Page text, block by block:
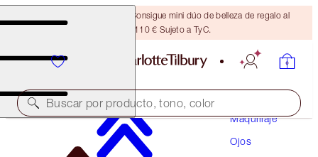
¡ÚLTIMA OPORTUNIDAD! Consigue mini dúo de belleza de regalo al
gastar 110 € Sujeto a TyC.
Buscar por producto, tono, color
Maquillaje
Ojos